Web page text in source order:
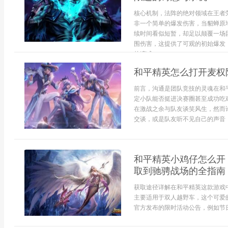
核心机制，法阵的绝对领域在王
非一个简单的爆发伤害，当貂蝉
续时间看似短暂，却足以颠覆一
围伤害，这提供了可观的初始爆
的缩减...
和平精英怎么打开麦
前言，沟通是团队竞技的灵魂在
定小队能否挺进决赛圈甚至成功
在激战之余与队友谈笑风生，然
交谈，或是队友听不见自己的声音
和平精英小鸡仔怎么
取到驰骋战场的全指南
获取途径详解在和平精英这款游
主要适用于双人越野车，这个可
官方发布的限时活动公告，例如节